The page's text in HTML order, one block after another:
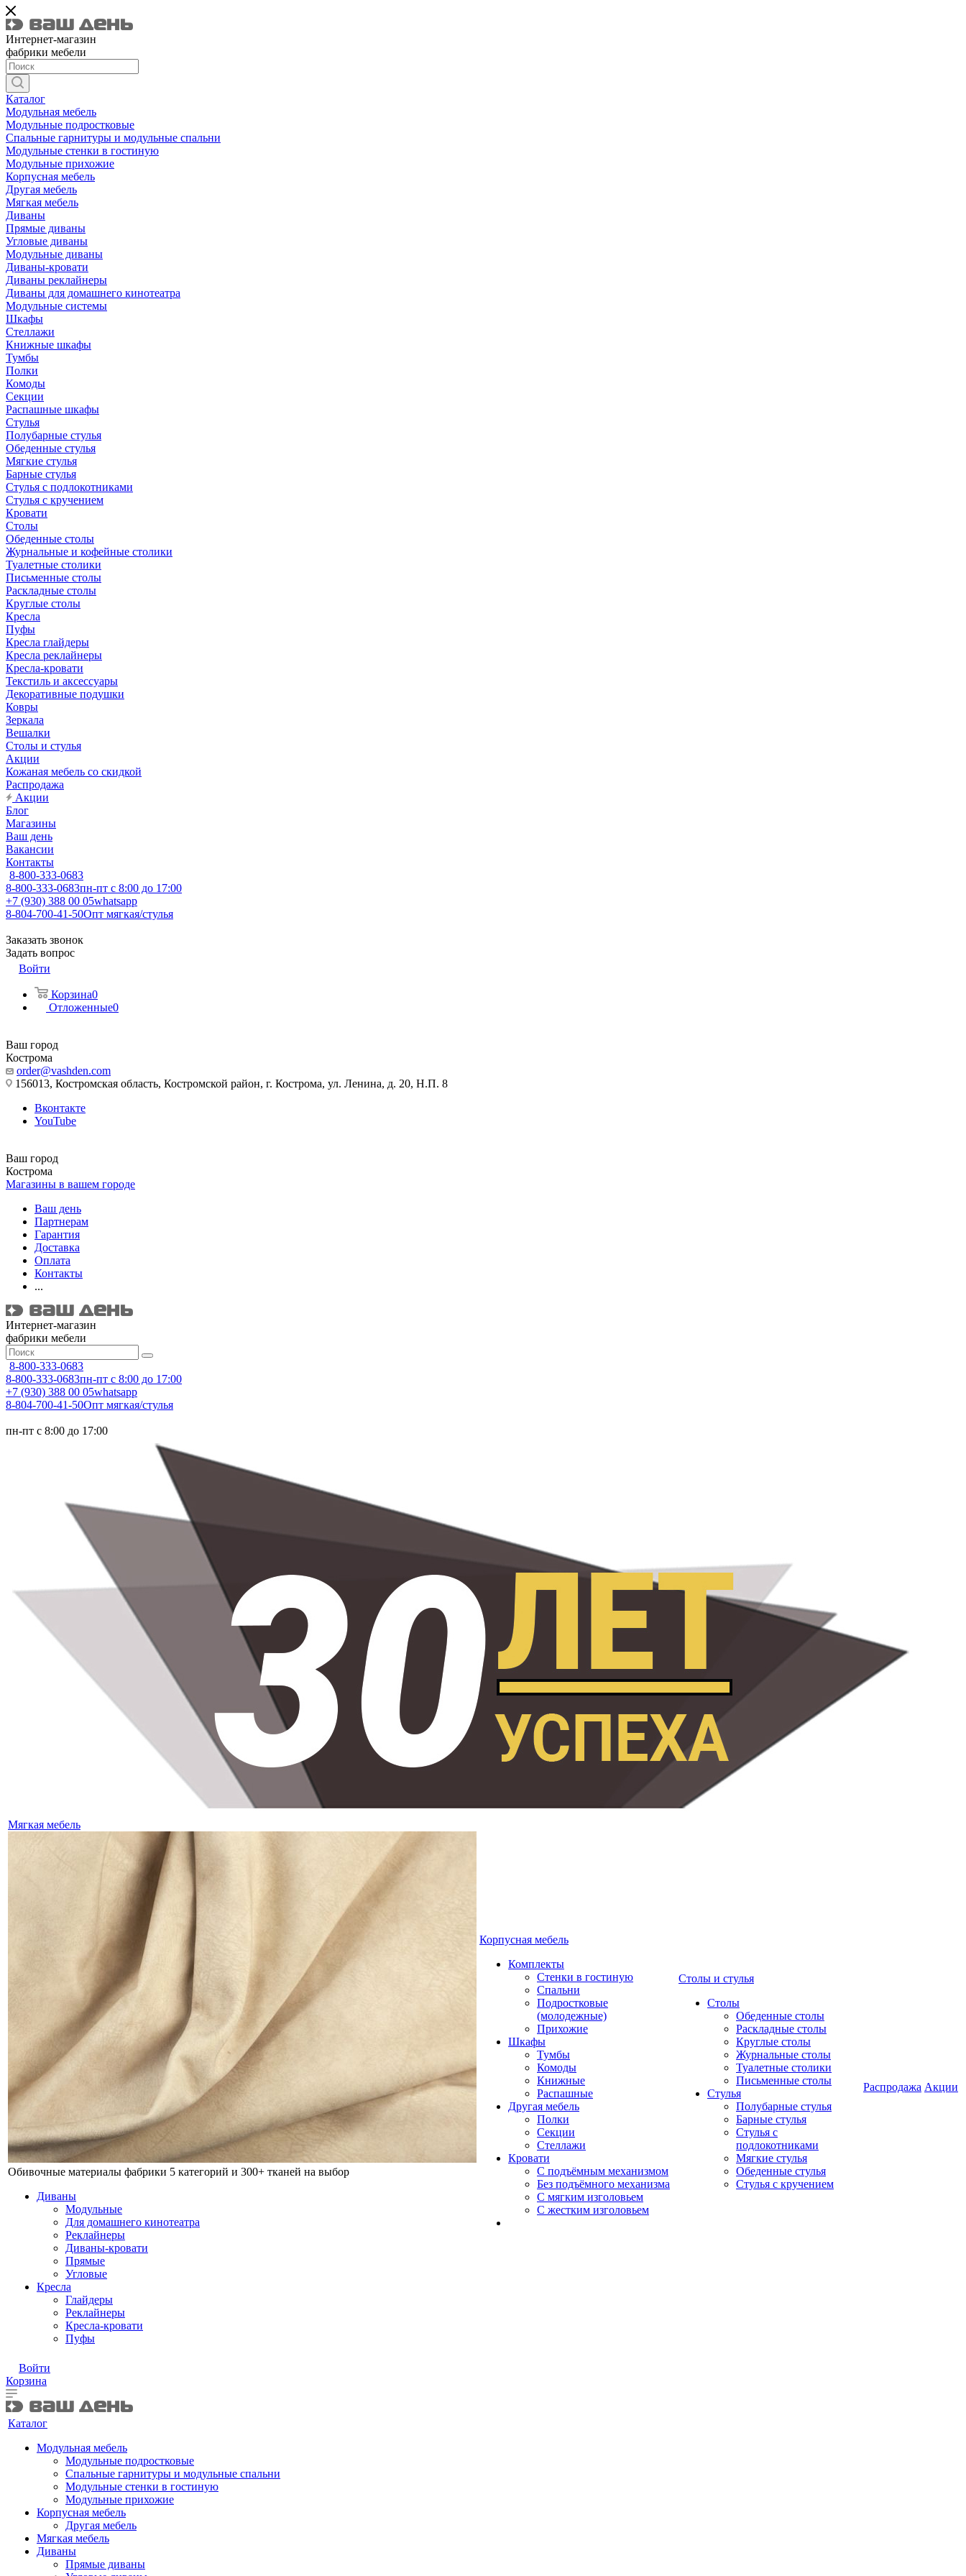
Интернет-магазин
фабрики мебели
Каталог
Модульная мебель
Модульные подростковые
Спальные гарнитуры и модульные спальни
Модульные стенки в гостиную
Модульные прихожие
Корпусная мебель
Другая мебель
Мягкая мебель
Диваны
Прямые диваны
Угловые диваны
Модульные диваны
Диваны-кровати
Диваны реклайнеры
Диваны для домашнего кинотеатра
Модульные системы
Шкафы
Стеллажи
Книжные шкафы
Тумбы
Полки
Комоды
Секции
Распашные шкафы
Стулья
Полубарные стулья
Обеденные стулья
Мягкие стулья
Барные стулья
Стулья с подлокотниками
Стулья с кручением
Кровати
Столы
Обеденные столы
Журнальные и кофейные столики
Туалетные столики
Письменные столы
Раскладные столы
Круглые столы
Кресла
Пуфы
Кресла глайдеры
Кресла реклайнеры
Кресла-кровати
Текстиль и аксессуары
Декоративные подушки
Ковры
Зеркала
Вешалки
Столы и стулья
Акции
Кожаная мебель со скидкой
Распродажа
Акции
Блог
Магазины
Ваш день
Вакансии
Контакты
8-800-333-0683
8-800-333-0683пн-пт с 8:00 до 17:00
+7 (930) 388 00 05whatsapp
8-804-700-41-50Опт мягкая/стулья
Заказать звонок
Задать вопрос
Войти
Корзина0
Отложенные0
Ваш город
Кострома
order@vashden.com
156013, Костромская область, Костромской район, г. Кострома, ул. Ленина, д. 20, Н.П. 8
Вконтакте
YouTube
Ваш город
Кострома
Магазины в вашем городе
Ваш день
Партнерам
Гарантия
Доставка
Оплата
Контакты
...
Интернет-магазин
фабрики мебели
8-800-333-0683
8-800-333-0683пн-пт с 8:00 до 17:00
+7 (930) 388 00 05whatsapp
8-804-700-41-50Опт мягкая/стулья
пн-пт с 8:00 до 17:00
Мягкая мебель
Обивочные материалы фабрики 5 категорий и 300+ тканей на выбор
Диваны
Модульные
Для домашнего кинотеатра
Реклайнеры
Диваны-кровати
Прямые
Угловые
Кресла
Глайдеры
Реклайнеры
Кресла-кровати
Пуфы
Корпусная мебель
Комплекты
Стенки в гостиную
Спальни
Подростковые
(молодежные)
Прихожие
Шкафы
Тумбы
Комоды
Книжные
Распашные
Другая мебель
Полки
Секции
Стеллажи
Кровати
С подъёмным механизмом
Без подъёмного механизма
С мягким изголовьем
С жестким изголовьем
Столы и стулья
Столы
Обеденные столы
Раскладные столы
Круглые столы
Журнальные столы
Туалетные столики
Письменные столы
Стулья
Полубарные стулья
Барные стулья
Стулья с
подлокотниками
Мягкие стулья
Обеденные стулья
Стулья с кручением
Распродажа Акции
Войти
Корзина
Каталог
Модульная мебель
Модульные подростковые
Спальные гарнитуры и модульные спальни
Модульные стенки в гостиную
Модульные прихожие
Корпусная мебель
Другая мебель
Мягкая мебель
Диваны
Прямые диваны